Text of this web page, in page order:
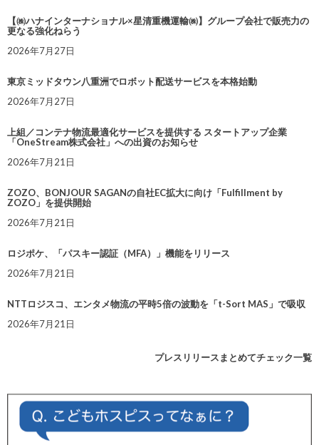
【㈱ハナインターナショナル×星清重機運輸㈱】グループ会社で販売力の
更なる強化ねらう
2026年7月27日
東京ミッドタウン八重洲でロボット配送サービスを本格始動
2026年7月27日
上組／コンテナ物流最適化サービスを提供する スタートアップ企業
「OneStream株式会社」への出資のお知らせ
2026年7月21日
ZOZO、BONJOUR SAGANの自社EC拡大に向け「Fulfillment by
ZOZO」を提供開始
2026年7月21日
ロジポケ、「パスキー認証（MFA）」機能をリリース
2026年7月21日
NTTロジスコ、エンタメ物流の平時5倍の波動を「t-Sort MAS」で吸収
2026年7月21日
プレスリリースまとめてチェック一覧